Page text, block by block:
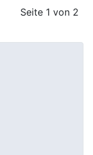
Seite 1 von 2